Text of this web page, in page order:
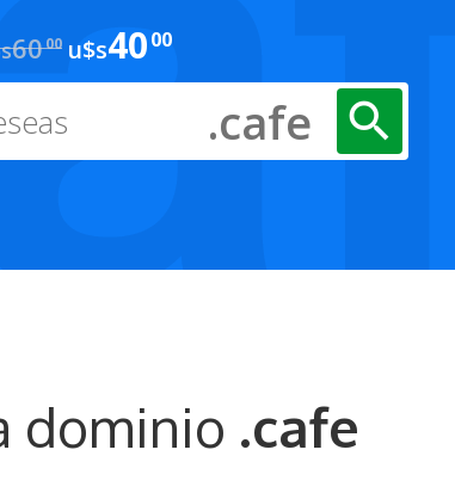
6000 u$s4000
.cafe search
dominio .cafe